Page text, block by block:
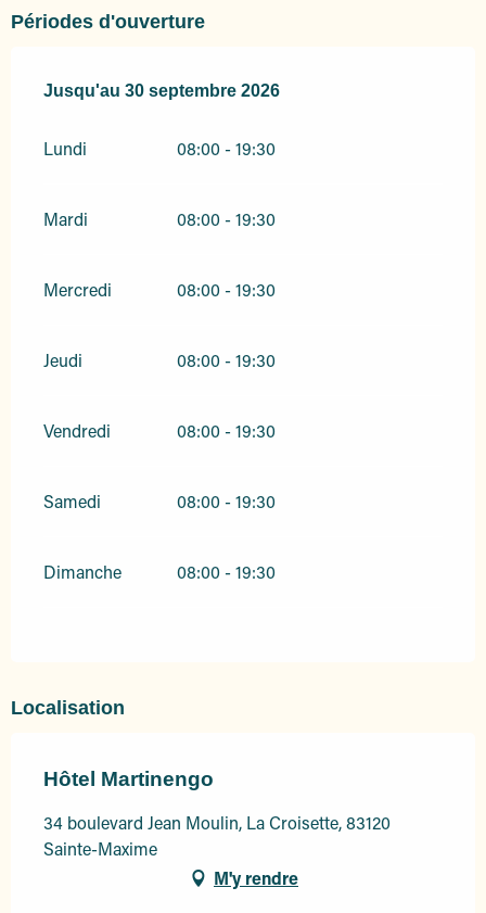
Périodes d'ouverture
Du1 avril 2026au30 septembre 2026
Jusqu'au 30 septembre 2026
Lundi 08:00 - 19:30
Mardi 08:00 - 19:30
Mercredi 08:00 - 19:30
Jeudi 08:00 - 19:30
Vendredi 08:00 - 19:30
Samedi 08:00 - 19:30
Dimanche 08:00 - 19:30
Localisation
Hôtel Martinengo
34 boulevard Jean Moulin, La Croisette, 83120
Sainte-Maxime
M'y rendre